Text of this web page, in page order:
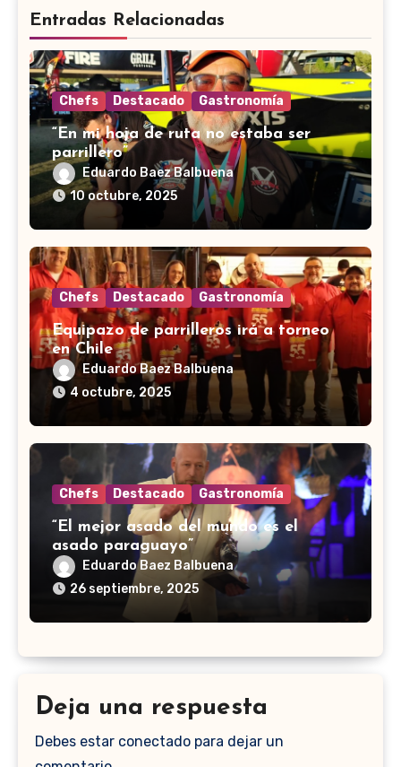
Entradas Relacionadas
Chefs Destacado Gastronomía
“En mi hoja de ruta no estaba ser
parrillero”
Eduardo Baez Balbuena
10 octubre, 2025
Chefs Destacado Gastronomía
Equipazo de parrilleros irá a torneo
en Chile
Eduardo Baez Balbuena
4 octubre, 2025
Chefs Destacado Gastronomía
“El mejor asado del mundo es el
asado paraguayo”
Eduardo Baez Balbuena
26 septiembre, 2025
Deja una respuesta
Debes estar conectado para dejar un